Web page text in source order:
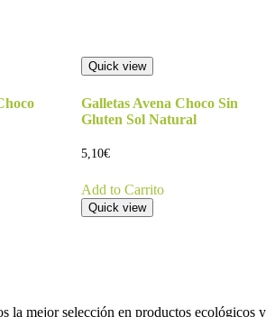
Quick view
Galletas Avena Choco Sin
Gluten Sol Natural
5,10€
Add to Carrito
Quick view
la mejor selección en productos ecológicos y